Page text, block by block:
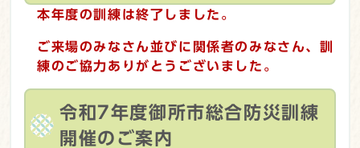
本年度の訓練は終了しました。
ご来場のみなさん並びに関係者のみなさん、訓
練のご協力ありがとうございました。
令和7年度御所市総合防災訓練
開催のご案内